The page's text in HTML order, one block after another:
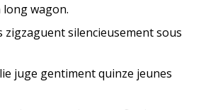
wagon.
zigzaguent silencieusement sous
juge gentiment quinze jeunes